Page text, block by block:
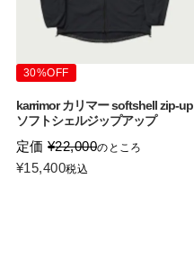
30%OFF
karrimor カリマー softshell zip-up
ソフトシェルジップアップ
定価 ¥22,000のところ
¥15,400税込